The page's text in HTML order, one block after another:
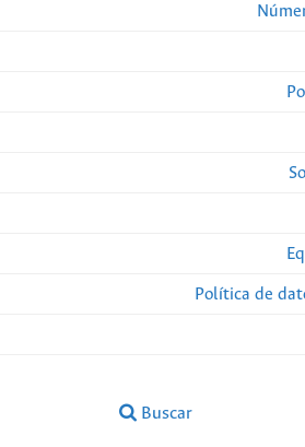
Política de
Buscar